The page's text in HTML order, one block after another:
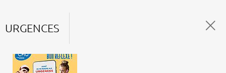
URGENCES